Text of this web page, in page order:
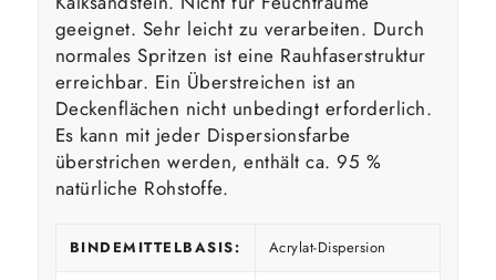
geeignet. Sehr leicht zu verarbeiten. Durch
normales Spritzen ist eine Rauhfaserstruktur
erreichbar. Ein Überstreichen ist an
Deckenflächen nicht unbedingt erforderlich.
Es kann mit jeder Dispersionsfarbe
überstrichen werden, enthält ca. 95 %
natürliche Rohstoffe.
BINDEMITTELBASIS: Acrylat-Dispersion